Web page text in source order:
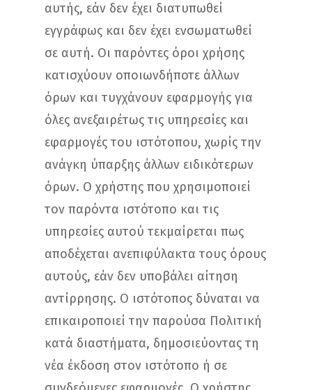
αυτής, εάν δεν έχει διατυπωθεί
εγγράφως και δεν έχει ενσωματωθεί
σε αυτή. Οι παρόντες όροι χρήσης
κατισχύουν οποιωνδήποτε άλλων
όρων και τυγχάνουν εφαρμογής για
όλες ανεξαιρέτως τις υπηρεσίες και
εφαρμογές του ιστότοπου, χωρίς την
ανάγκη ύπαρξης άλλων ειδικότερων
όρων. Ο χρήστης που χρησιμοποιεί
τον παρόντα ιστότοπο και τις
υπηρεσίες αυτού τεκμαίρεται πως
αποδέχεται ανεπιφύλακτα τους όρους
αυτούς, εάν δεν υποβάλει αίτηση
αντίρρησης. Ο ιστότοπος δύναται να
επικαιροποιεί την παρούσα Πολιτική
κατά διαστήματα, δημοσιεύοντας τη
νέα έκδοση στον ιστότοπο ή σε